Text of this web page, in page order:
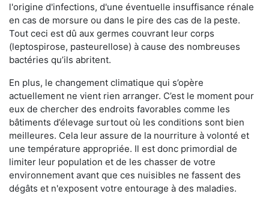
l'origine d'infections, d'une éventuelle insuffisance rénale
en cas de morsure ou dans le pire des cas de la peste.
Tout ceci est dû aux germes couvrant leur corps
(leptospirose, pasteurellose) à cause des nombreuses
bactéries qu’ils abritent.
En plus, le changement climatique qui s’opère
actuellement ne vient rien arranger. C’est le moment pour
eux de chercher des endroits favorables comme les
bâtiments d’élevage surtout où les conditions sont bien
meilleures. Cela leur assure de la nourriture à volonté et
une température appropriée. Il est donc primordial de
limiter leur population et de les chasser de votre
environnement avant que ces nuisibles ne fassent des
dégâts et n'exposent votre entourage à des maladies.